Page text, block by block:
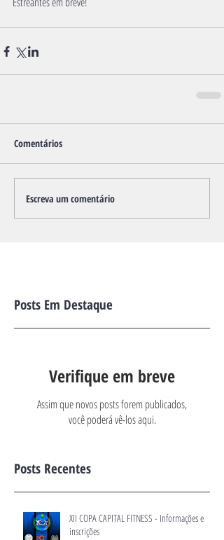
Comentários
Escreva um comentário
Posts Em Destaque
Verifique em breve
Assim que novos posts forem publicados,
você poderá vê-los aqui.
Posts Recentes
XII COPA CAPITAL FITNESS - Informações e
inscrições